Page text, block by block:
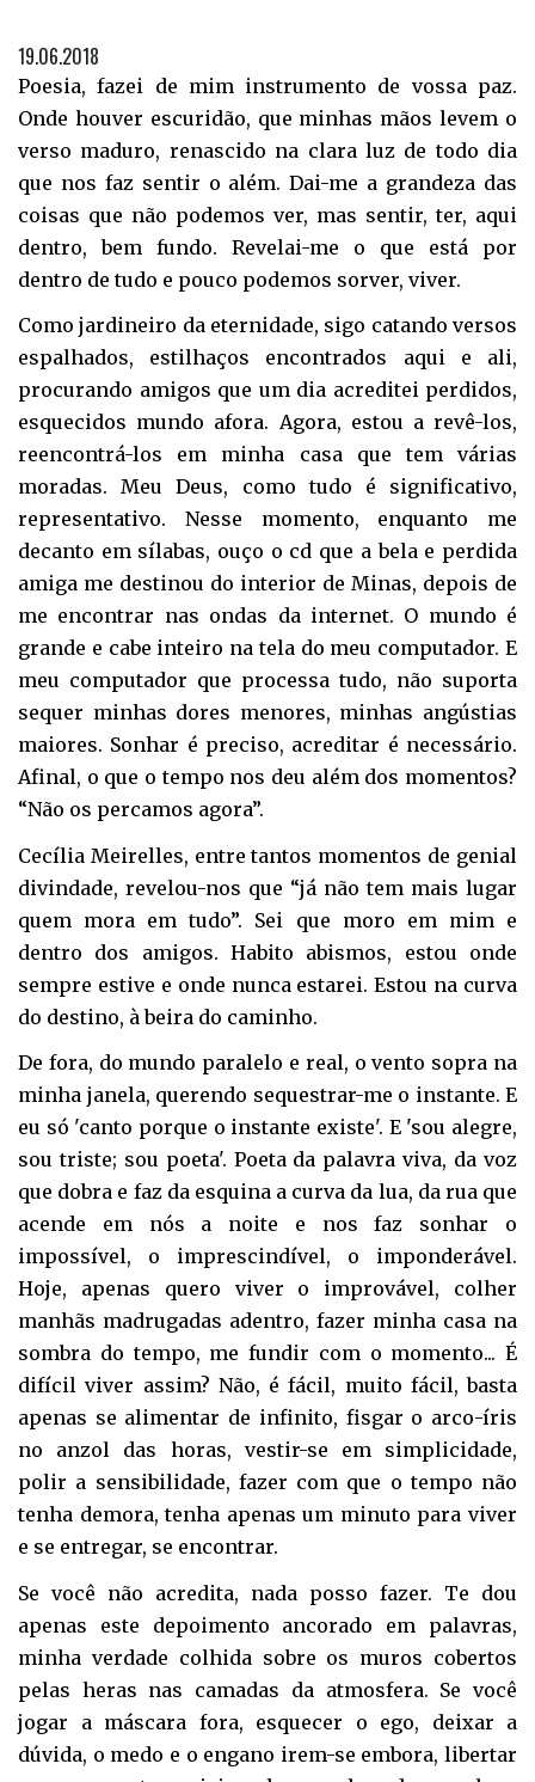
19.06.2018
Poesia, fazei de mim instrumento de vossa paz.
Onde houver escuridão, que minhas mãos levem o
verso maduro, renascido na clara luz de todo dia
que nos faz sentir o além. Dai-me a grandeza das
coisas que não podemos ver, mas sentir, ter, aqui
dentro, bem fundo. Revelai-me o que está por
dentro de tudo e pouco podemos sorver, viver.
Como jardineiro da eternidade, sigo catando versos
espalhados, estilhaços encontrados aqui e ali,
procurando amigos que um dia acreditei perdidos,
esquecidos mundo afora. Agora, estou a revê-los,
reencontrá-los em minha casa que tem várias
moradas. Meu Deus, como tudo é significativo,
representativo. Nesse momento, enquanto me
decanto em sílabas, ouço o cd que a bela e perdida
amiga me destinou do interior de Minas, depois de
me encontrar nas ondas da internet. O mundo é
grande e cabe inteiro na tela do meu computador. E
meu computador que processa tudo, não suporta
sequer minhas dores menores, minhas angústias
maiores. Sonhar é preciso, acreditar é necessário.
Afinal, o que o tempo nos deu além dos momentos?
“Não os percamos agora”.
Cecília Meirelles, entre tantos momentos de genial
divindade, revelou-nos que “já não tem mais lugar
quem mora em tudo”. Sei que moro em mim e
dentro dos amigos. Habito abismos, estou onde
sempre estive e onde nunca estarei. Estou na curva
do destino, à beira do caminho.
De fora, do mundo paralelo e real, o vento sopra na
minha janela, querendo sequestrar-me o instante. E
eu só 'canto porque o instante existe'. E 'sou alegre,
sou triste; sou poeta'. Poeta da palavra viva, da voz
que dobra e faz da esquina a curva da lua, da rua que
acende em nós a noite e nos faz sonhar o
impossível, o imprescindível, o imponderável.
Hoje, apenas quero viver o improvável, colher
manhãs madrugadas adentro, fazer minha casa na
sombra do tempo, me fundir com o momento... É
difícil viver assim? Não, é fácil, muito fácil, basta
apenas se alimentar de infinito, fisgar o arco-íris
no anzol das horas, vestir-se em simplicidade,
polir a sensibilidade, fazer com que o tempo não
tenha demora, tenha apenas um minuto para viver
e se entregar, se encontrar.
Se você não acredita, nada posso fazer. Te dou
apenas este depoimento ancorado em palavras,
minha verdade colhida sobre os muros cobertos
pelas heras nas camadas da atmosfera. Se você
jogar a máscara fora, esquecer o ego, deixar a
dúvida, o medo e o engano irem-se embora, libertar